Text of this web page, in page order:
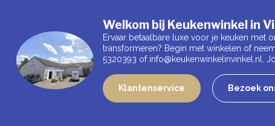
Welkom bij Keukenwinkel in
Ervaar betaalbare luxe voor je keuken met
transformeren? Begin met winkelen of
5320393 of info@keukenwinkelinvinkel.nl .
Klantenservice Bezoek